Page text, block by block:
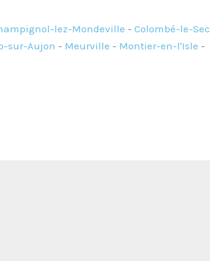
lez-Mondeville - Colombé-le-Sec
sur-Aujon - Meurville - Montier-en-l'Isle -